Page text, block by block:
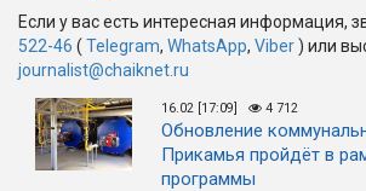
Если у вас есть интересная информация,
522-46 ( Telegram, WhatsApp, Viber) или
journalist@chaiknet.ru
16.02 [17:09] 4 712
Обновление
Прикамья пройдёт в
программы